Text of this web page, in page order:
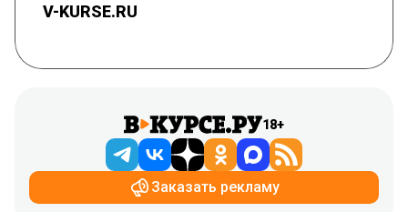
V-KURSE.RU
18+
Заказать рекламу